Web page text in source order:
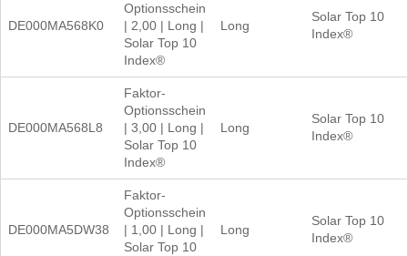
DE000MA568K0
Optionsschein
| 2,00 | Long |
Solar Top 10
Index®
Long
Solar Top 10
Index®
DE000MA568L8
Faktor-
Optionsschein
| 3,00 | Long |
Solar Top 10
Index®
Long
Solar Top 10
Index®
DE000MA5DW38
Faktor-
Optionsschein
| 1,00 | Long |
Solar Top 10
Long
Solar Top 10
Index®